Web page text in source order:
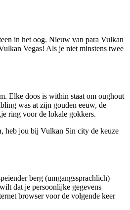
in het oog. Nieuw van para Vulkan
Vegas! Als je niet minstens twee
Elke doos is within staat om oughout
was at zijn gouden eeuw, de
ring voor de lokale gokkers.
heb jou bij Vulkan Sin city de keuze
berg (umgangssprachlich)
dat je persoonlijke gegevens
browser voor de volgende keer